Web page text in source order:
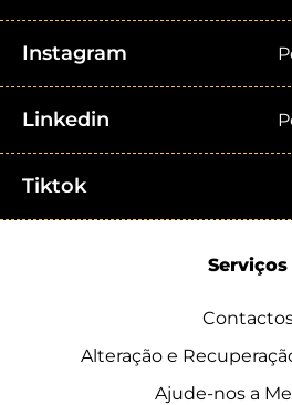
Instagram
Linkedin
Tiktok
Serviços
Alteração e
Ajude-nos a